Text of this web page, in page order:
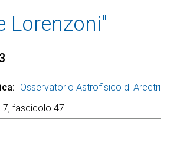
Lorenzoni"
Osservatorio Astrofisico di Arcetri
7, fascicolo 47